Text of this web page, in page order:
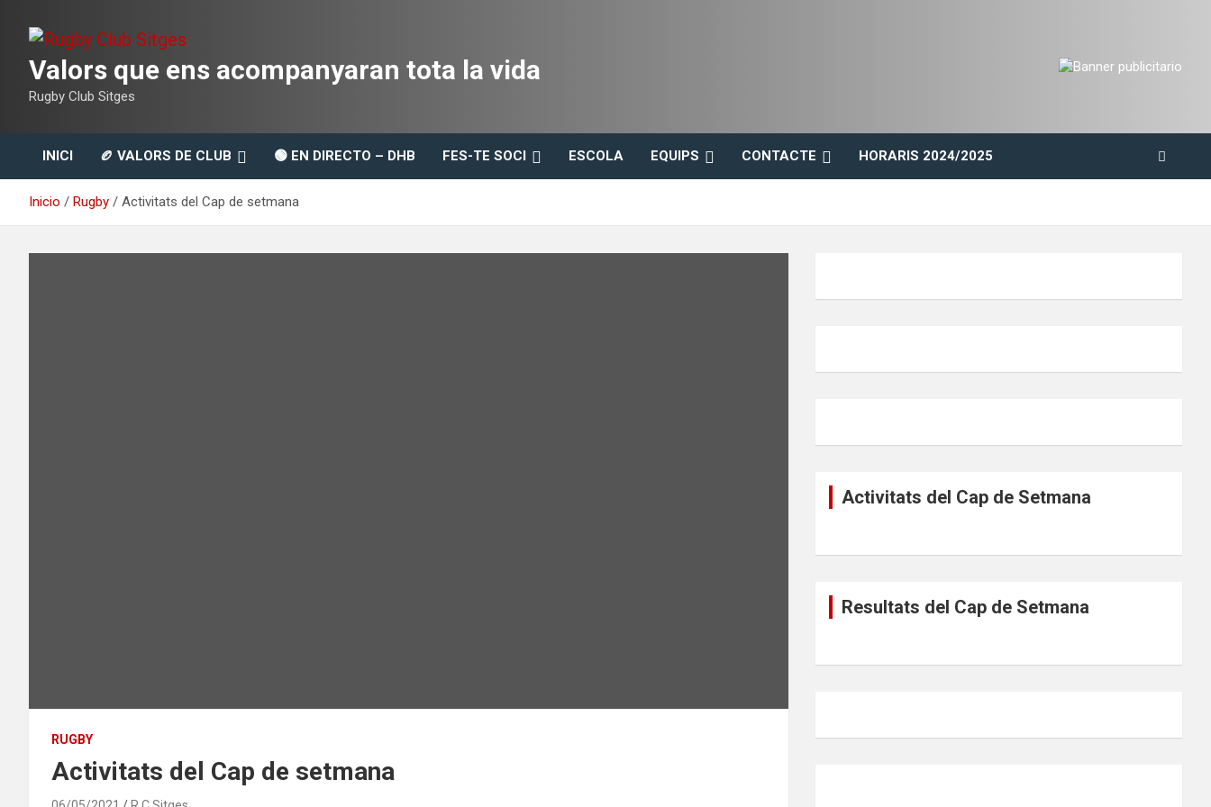
contenido
Valors que ens acompanyaran tota la vida
Rugby Club Sitges
INICI 🏉 VALORS DE CLUB 🟢 EN DIRECTO – DHB FES-TE SOCI ESCOLA EQUIPS CONTACTE HORARIS 2024/2025
Inicio Rugby Activitats del Cap de setmana
RUGBY
Activitats del Cap de setmana
Activitats del Cap de Setmana
Resultats del Cap de Setmana